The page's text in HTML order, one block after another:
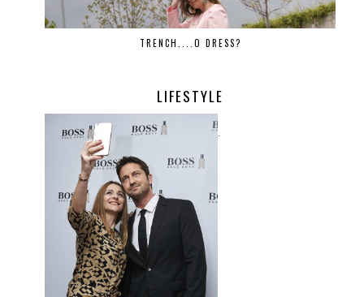
TRENCH....O DRESS?
LIFESTYLE
.